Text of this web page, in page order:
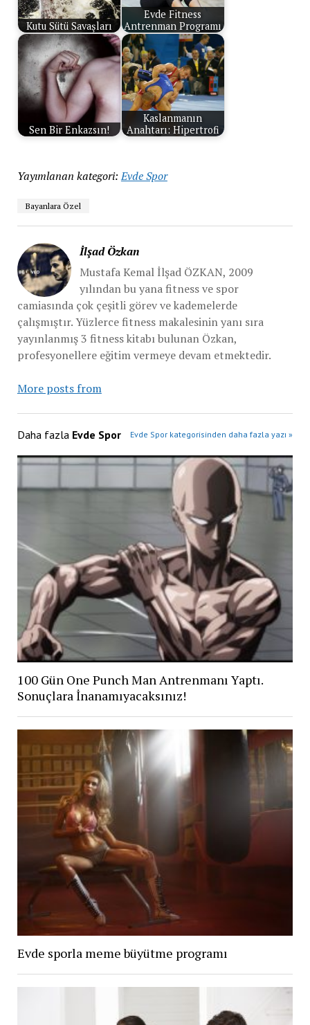
Kutu Sütü Savaşları
Evde Fitness
Antrenman Programı
Sen Bir Enkazsın!
Kaslanmanın
Anahtarı: Hipertrofi
Yayımlanan kategori: Evde Spor
Bayanlara Özel
İlşad Özkan
Mustafa Kemal İlşad ÖZKAN, 2009
yılından bu yana fitness ve spor
camiasında çok çeşitli görev ve kademelerde
çalışmıştır. Yüzlerce fitness makalesinin yanı sıra
yayınlanmış 3 fitness kitabı bulunan Özkan,
profesyonellere eğitim vermeye devam etmektedir.
More posts from
Daha fazla Evde Spor Evde Spor kategorisinden daha fazla yazı »
100 Gün One Punch Man Antrenmanı Yaptı.
Sonuçlara İnanamıyacaksınız!
Evde sporla meme büyütme programı